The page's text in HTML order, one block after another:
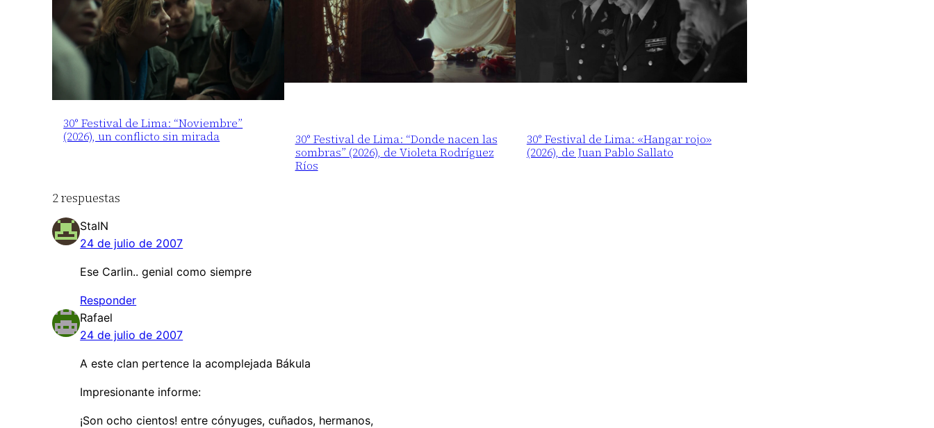
30° Festival de Lima: “Noviembre”
(2026), un conflicto sin mirada
30° Festival de Lima: “Donde nacen las
sombras” (2026), de Violeta Rodríguez
Ríos
30° Festival de Lima: «Hangar rojo»
(2026), de Juan Pablo Sallato
2 respuestas
StaIN
24 de julio de 2007
Ese Carlin.. genial como siempre
Responder
Rafael
24 de julio de 2007
A este clan pertence la acomplejada Bákula
Impresionante informe:
¡Son ocho cientos! entre cónyuges, cuñados, hermanos,